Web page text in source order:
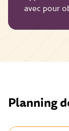
avec pour
Planning